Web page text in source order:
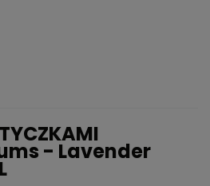
- Lavender